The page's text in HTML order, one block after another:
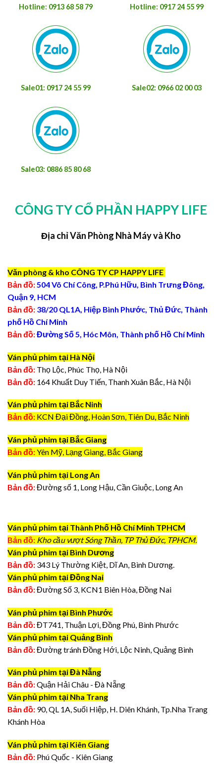
Hotline: 0913 68 58 79 Hotline: 0917 24 55 99
Sale01: 0917 24 55 99 Sale02: 0966 02 00 03
Sale03: 0886 85 80 68
CÔNG TY CỔ PHẦN HAPPY LIFE
Địa chỉ Văn Phòng Nhà Máy và Kho
Văn phòng & kho CÔNG TY CP HAPPY LIFE
Bản đồ: 504 Võ Chí Công, P.Phú Hữu, Bình Trưng Đông,
Quận 9, HCM
Bản đồ: 38/20 QL1A, Hiệp Bình Phước, Thủ Đức, Thành
phố Hồ Chí Minh
Bản đồ:Đường Số 5, Hóc Môn, Thành phố Hồ Chí Minh
Ván phủ phim tại Hà Nội
Bản đồ: Thọ Lộc, Phúc Thọ, Hà Nội
Bản đồ: 164 Khuất Duy Tiến, Thanh Xuân Bắc, Hà Nội
Ván phủ phim tại Bắc Ninh
Bản đồ: KCN Đại Đồng, Hoàn Sơn, Tiên Du, Bắc Ninh
Ván phủ phim tại Bắc Giang
Bản đồ:Yên Mỹ, Lạng Giang, Bắc Giang
Ván phủ phim tại Long An
Bản đồ:Đường số 1, Long Hậu, Cần Giuộc, Long An
Ván phủ phim tại Thành Phố Hồ Chí Minh TPHCM
Bản đồ: Kho cầu vượt Sóng Thần, TP Thủ Đức, TPHCM.
Ván phủ phim tại Bình Dương
Bản đồ: 343 Lý Thường Kiệt, Dĩ An, Bình Dương.
Ván phủ phim tại Đồng Nai
Bản đồ:Đường Số 3, KCN1 Biên Hòa, Đồng Nai
Ván phủ phim tại Bình Phước
Bản đồ:ĐT741, Thuận Lợi, Đồng Phú, Bình Phước
Ván phủ phim tại Quảng Bình
Bản đồ:Đường tránh Đồng Hới, Lộc Ninh, Quảng Bình
Ván phủ phim tại Đà Nẵng
Bản đồ:Quận Hải Châu - Đà Nẵng
Ván phủ phim tại Nha Trang
Bản đồ: 90, QL 1A, Suối Hiệp, H. Diên Khánh, Tp.Nha Trang
Khánh Hòa
Ván phủ phim tại Kiên Giang
Bản đồ: Phú Quốc - Kiên Giang